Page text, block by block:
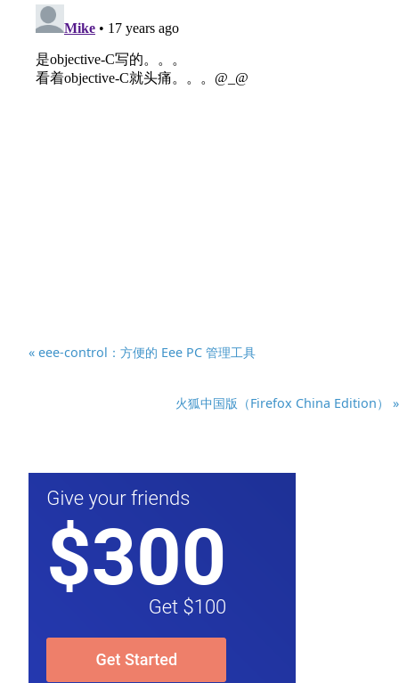
« eee-control：方便的 Eee PC 管理工具
火狐中国版（Firefox China Edition） »